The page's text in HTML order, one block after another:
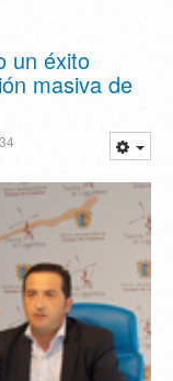
un éxito
masiva de